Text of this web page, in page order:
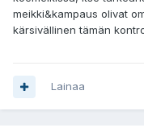
meikki&kampaus olivat
kärsivällinen tämän
Lainaa